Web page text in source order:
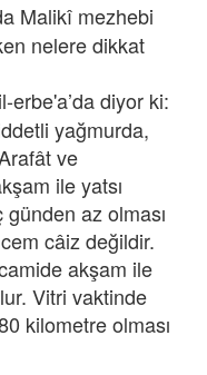
Malikî mezhebi
nelere dikkat
erbe'a’da diyor ki:
yağmurda,
ve
ile yatsı
az olması
câiz değildir.
akşam ile
Vitri vaktinde
kilometre olması